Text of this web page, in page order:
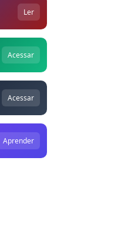
Ler
Acessar
Acessar
Aprender